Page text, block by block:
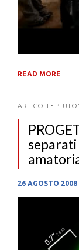
READ MORE
ARTICOLI •
26 AGOSTO 2008